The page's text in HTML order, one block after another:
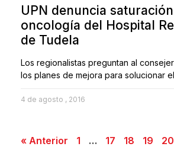
UPN denuncia
oncología del Hospital
de Tudela
Los regionalistas preguntan al
los planes de mejora para solucionar
4 de agosto , 2016
« Anterior 1 … 17 18 19 20